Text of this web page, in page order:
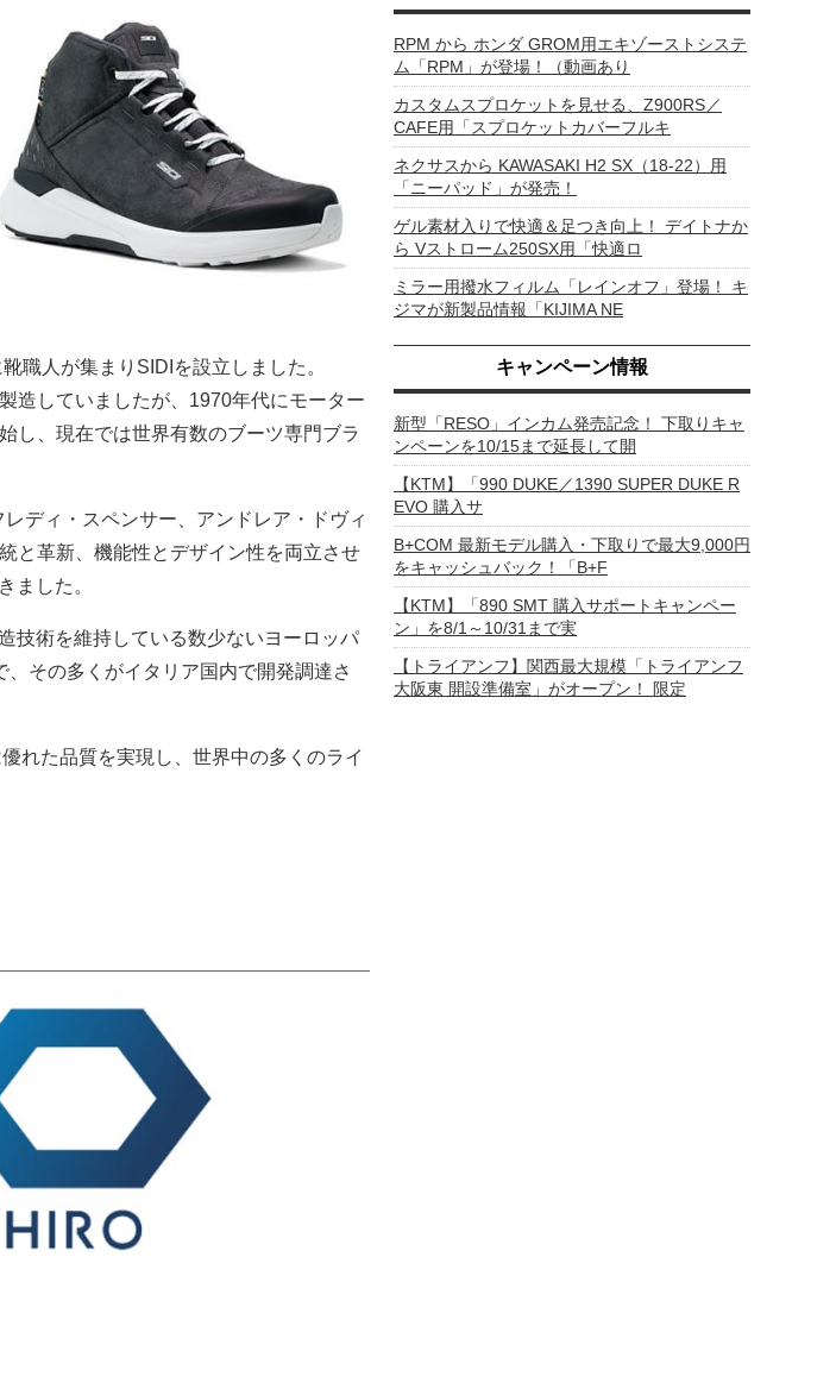
職人が集まりSIDIを設立しました。
造していましたが、1970年代にモーター
し、現在では世界有数のブーツ専門ブラ
ディ・スペンサー、アンドレア・ドヴィ
と革新、機能性とデザイン性を両立させ
ました。
技術を維持している数少ないヨーロッパ
その多くがイタリア国内で開発調達さ
れた品質を実現し、世界中の多くのライ
RPM から ホンダ GROM用エキゾーストシステ
ム「RPM」が登場！（動画あり
カスタムスプロケットを見せる、Z900RS／
CAFE用「スプロケットカバーフルキ
ネクサスから KAWASAKI H2 SX（18-22）用
「ニーパッド」が発売！
ゲル素材入りで快適＆足つき向上！ デイトナか
ら Vストローム250SX用「快適ロ
ミラー用撥水フィルム「レインオフ」登場！ キ
ジマが新製品情報「KIJIMA NE
キャンペーン情報
新型「RESO」インカム発売記念！ 下取りキャ
ンペーンを10/15まで延長して開
【KTM】「990 DUKE／1390 SUPER DUKE R
EVO 購入サ
B+COM 最新モデル購入・下取りで最大9,000円
をキャッシュバック！「B+F
【KTM】「890 SMT 購入サポートキャンペー
ン」を8/1～10/31まで実
【トライアンフ】関西最大規模「トライアンフ
大阪東 開設準備室」がオープン！ 限定